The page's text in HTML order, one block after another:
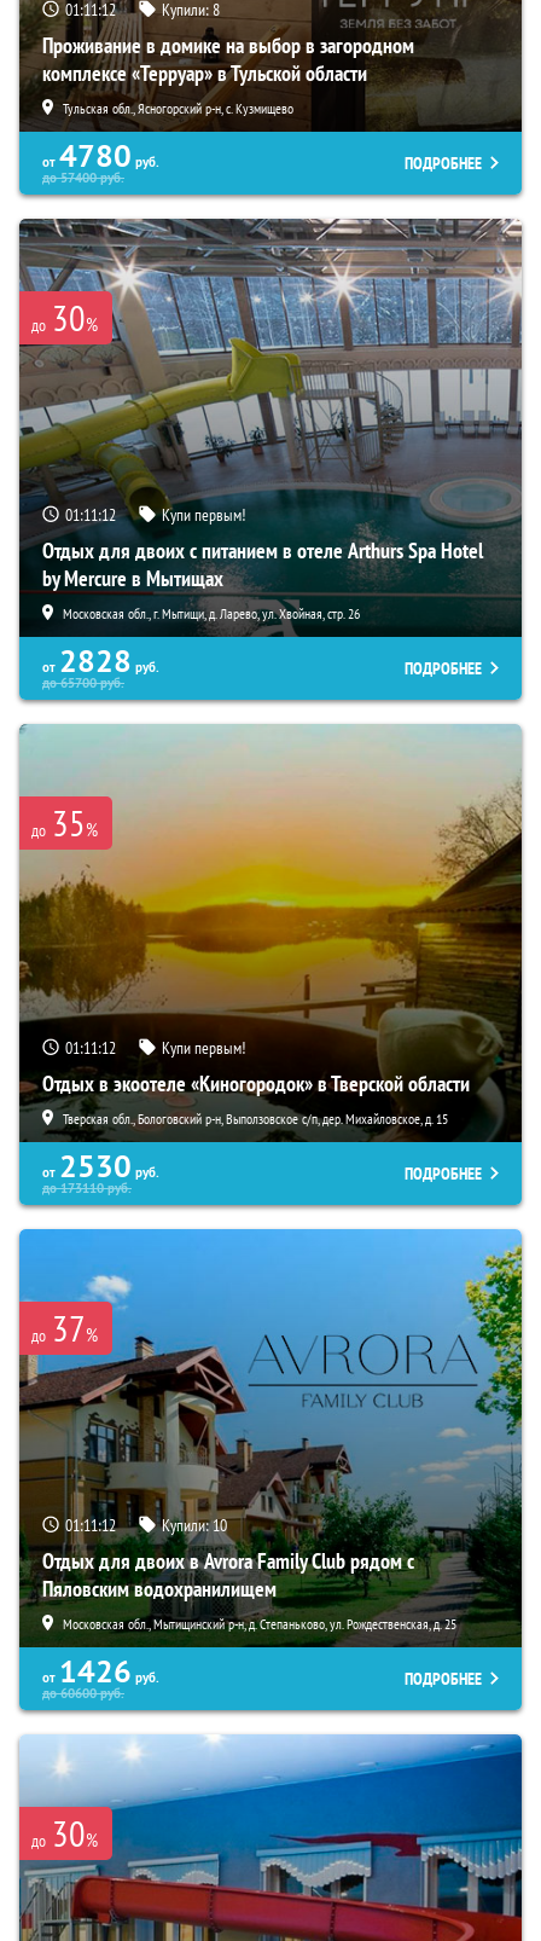
01:11:11 Купили:8
Проживание в домике на выбор в загородном
комплексе «Терруар» в Тульской области
Тульская обл., Ясногорский р-н, с. Кузмищево
от 4780 руб.
до57400руб.
ПОДРОБНЕЕ
до 30%
01:11:11 Купи первым!
Отдых для двоих с питанием в отеле Arthurs Spa Hotel
by Mercure в Мытищах
Московская обл., г. Мытищи, д. Ларево, ул. Хвойная, стр. 26
от 2828 руб.
до65700руб.
ПОДРОБНЕЕ
до 35%
01:11:11 Купи первым!
Отдых в экоотеле «Киногородок» в Тверской области
Тверская обл., Бологовский р-н, Выползовское с/п, дер. Михайловское, д. 15
от 2530 руб.
до173110руб.
ПОДРОБНЕЕ
до 37%
01:11:11 Купили:10
Отдых для двоих в Avrora Family Club рядом с
Пяловским водохранилищем
Московская обл., Мытищинский р-н, д. Степаньково, ул. Рождественская, д. 25
от 1426 руб.
до60600руб.
ПОДРОБНЕЕ
до 30%